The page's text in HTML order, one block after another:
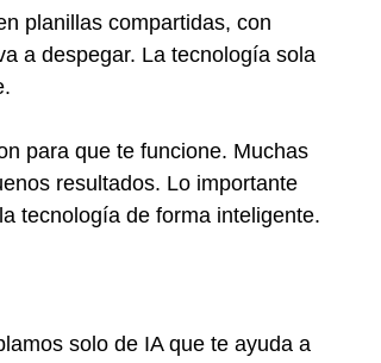
planillas compartidas, con
a despegar. La tecnología sola
para que te funcione. Muchas
resultados. Lo importante
tecnología de forma inteligente.
solo de IA que te ayuda a